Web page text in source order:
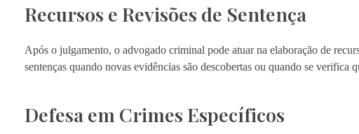
Recursos e Revisões de Sentença
Após o julgamento, o advogado criminal pode atuar na elaboração de
sentenças quando novas evidências são descobertas ou quando se
Defesa em Crimes Específicos